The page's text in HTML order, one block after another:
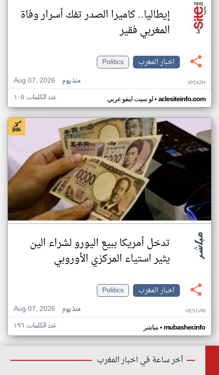
إيطاليا.. كاميرا الصدر تفك أسرار وفاة
المغربي فقير
اخبار المغرب
Politics
Aug 07, 2026
منذ يوم IP24ZH
لو سيت اينفو عربي• ar.lesiteinfo.com عدد الكلمات: ١٠٥
تدخل أمريكا ببيع اليورو لشراء الين
يثير استياء المركزي الأوروبي
اخبار المغرب
Politics
Aug 07, 2026
منذ يوم VE51VM
مباشر• mubasher.info عدد الكلمات: ١٩٦
أخر ساعة في اخبار المغرب